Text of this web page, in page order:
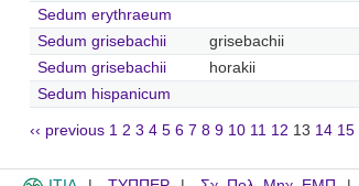
Sedum erythraeum
Sedum grisebachii
grisebachii
Sedum grisebachii
horakii
Sedum hispanicum
‹‹ previous 1 2 3 4 5 6 7 8 9 10 11 12 13 14 15